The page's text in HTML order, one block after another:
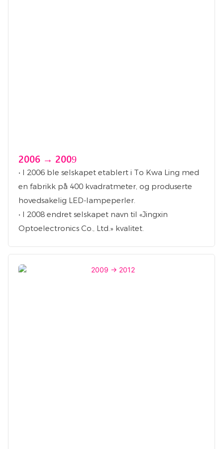
2006 → 2009
• I 2006 ble selskapet etablert i To Kwa Ling med
en fabrikk på 400 kvadratmeter, og produserte
hovedsakelig LED-lampeperler.
• I 2008 endret selskapet navn til «Jingxin
Optoelectronics Co., Ltd.» kvalitet.